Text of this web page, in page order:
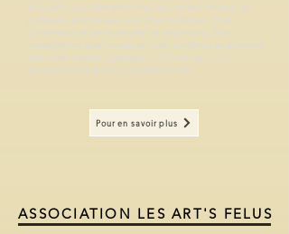
éducation populaire affranchie, qui par son éthique, sa
poétique, sa technique, prend le contrepied de la
digitalisation et de la virtualité de nos avenirs. Nos
investigations passionnées et notre confiance se tournent
vers notre matière organique. Les forces qui nous
animent sont avant tout gravitationnelles.
Pour en savoir plus
ASSOCIATION LES ART'S FELUS